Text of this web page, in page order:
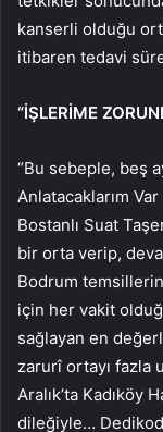
kanserli olduğu
itibaren tedavi
“İŞLERİME
“Bu sebeple, beş
Anlatacaklarım
Bostanlı Suat
bir orta verip,
Bodrum
için her vakit
sağlayan en
zarurî ortayı fazla
Aralık’ta Kadıköy
dileğiyle…